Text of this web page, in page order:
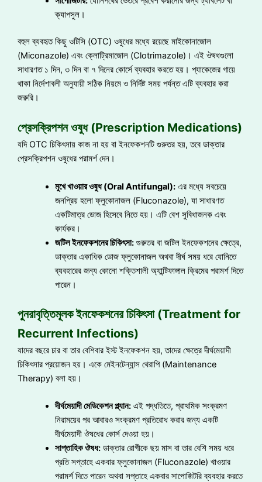
ক্যাপসুল।
বহুল ব্যবহৃত কিছু ওটিসি (OTC) ওষুধের মধ্যে রয়েছে মাইকোনাজোল
(Miconazole) এবং ক্লোট্রিমাজোল (Clotrimazole)। এই ঔষধগুলো
সাধারণত ১ দিন, ৩ দিন বা ৭ দিনের কোর্সে ব্যবহার করতে হয়। প্যাকেজের গায়ে
থাকা নির্দেশাবলী অনুযায়ী সঠিক নিয়মে ও নির্দিষ্ট সময় পর্যন্ত এটি ব্যবহার করা
জরুরি।
প্রেসক্রিপশন ওষুধ (Prescription Medications)
যদি OTC চিকিৎসায় কাজ না হয় বা ইনফেকশনটি গুরুতর হয়, তবে ডাক্তার
প্রেসক্রিপশন ওষুধের পরামর্শ দেন।
মুখে খাওয়ার ওষুধ (Oral Antifungal):এর মধ্যে সবচেয়ে
জনপ্রিয় হলো ফ্লুকোনাজল (Fluconazole), যা সাধারণত
একটিমাত্র ডোজ হিসেবে নিতে হয়। এটি বেশ সুবিধাজনক এবং
কার্যকর।
জটিল ইনফেকশনের চিকিৎসা:গুরুতর বা জটিল ইনফেকশনের ক্ষেত্রে,
ডাক্তার একাধিক ডোজ ফ্লুকোনাজল অথবা দীর্ঘ সময় ধরে যোনিতে
ব্যবহারের জন্য কোনো শক্তিশালী অ্যান্টিফাঙ্গাল ক্রিমের পরামর্শ দিতে
পারেন।
পুনরাবৃত্তিমূলক ইনফেকশনের চিকিৎসা (Treatment for
Recurrent Infections)
যাদের বছরে চার বা তার বেশিবার ইস্ট ইনফেকশন হয়, তাদের ক্ষেত্রে দীর্ঘমেয়াদী
চিকিৎসার প্রয়োজন হয়। একে মেইনটেন্যান্স থেরাপি (Maintenance
Therapy) বলা হয়।
দীর্ঘমেয়াদী মেডিকেশন প্ল্যান:এই পদ্ধতিতে, প্রাথমিক সংক্রমণ
নিরাময়ের পর আবারও সংক্রমণ প্রতিরোধ করার জন্য একটি
দীর্ঘমেয়াদী ঔষধের কোর্স দেওয়া হয়।
সাপ্তাহিক ঔষধ:ডাক্তার রোগীকে ছয় মাস বা তার বেশি সময় ধরে
প্রতি সপ্তাহে একবার ফ্লুকোনাজল (Fluconazole) খাওয়ার
পরামর্শ দিতে পারেন অথবা সপ্তাহে একবার সাপোজিটরি ব্যবহার করতে